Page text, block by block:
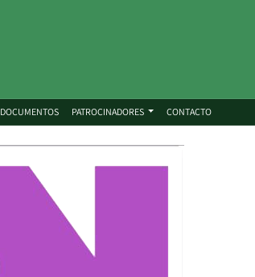
DOCUMENTOS PATROCINADORES CONTACTO